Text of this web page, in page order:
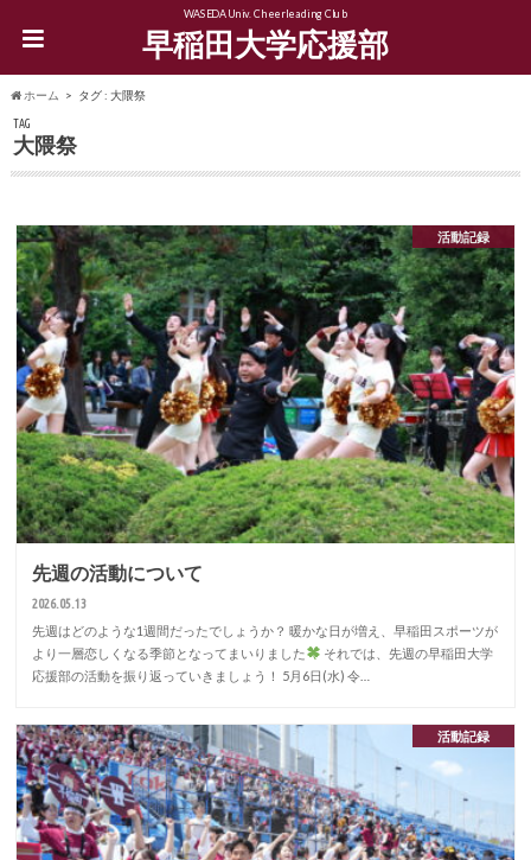
WASEDA Univ. Cheerleading Club
早稲田大学応援部
ホーム タグ : 大隈祭
TAG
大隈祭
活動記録
先週の活動について
2026.05.13
先週はどのような1週間だったでしょうか？ 暖かな日が増え、早稲田スポーツが
より一層恋しくなる季節となってまいりました
それでは、先週の早稲田大学
応援部の活動を振り返っていきましょう！ 5月6日(水) 令…
活動記録